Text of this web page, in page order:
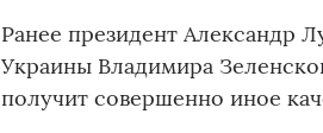
Ранее президент Александр
Украины Владимира
получит совершенно иное